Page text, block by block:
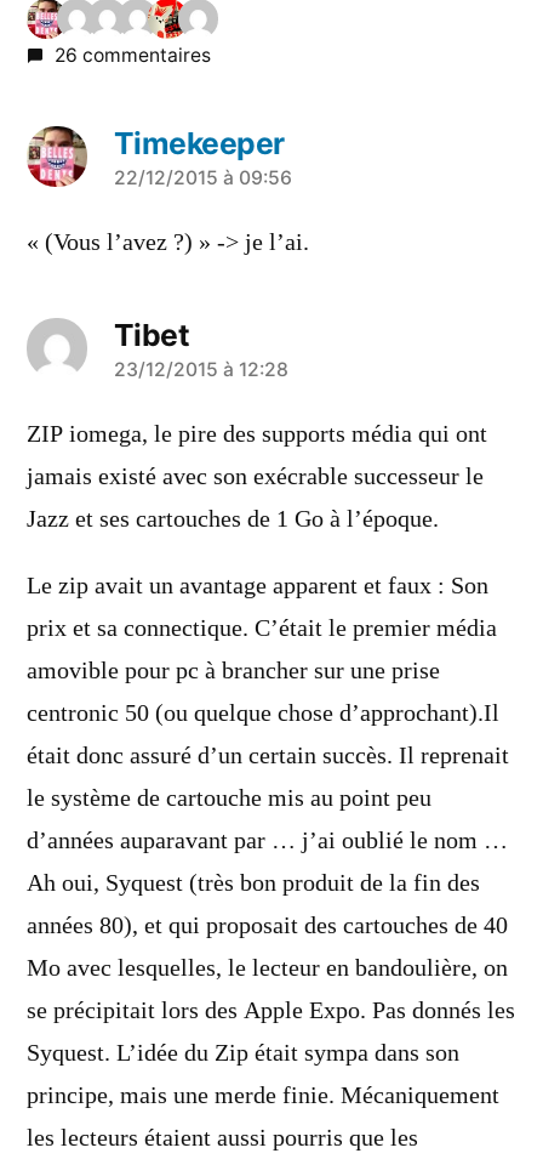
26 commentaires
Timekeeper
a
dit :
22/12/2015 à 09:56
« (Vous l’avez ?) » -> je l’ai.
Tibet
a
dit :
23/12/2015 à 12:28
ZIP iomega, le pire des supports média qui ont
jamais existé avec son exécrable successeur le
Jazz et ses cartouches de 1 Go à l’époque.
Le zip avait un avantage apparent et faux : Son
prix et sa connectique. C’était le premier média
amovible pour pc à brancher sur une prise
centronic 50 (ou quelque chose d’approchant).Il
était donc assuré d’un certain succès. Il reprenait
le système de cartouche mis au point peu
d’années auparavant par … j’ai oublié le nom …
Ah oui, Syquest (très bon produit de la fin des
années 80), et qui proposait des cartouches de 40
Mo avec lesquelles, le lecteur en bandoulière, on
se précipitait lors des Apple Expo. Pas donnés les
Syquest. L’idée du Zip était sympa dans son
principe, mais une merde finie. Mécaniquement
les lecteurs étaient aussi pourris que les